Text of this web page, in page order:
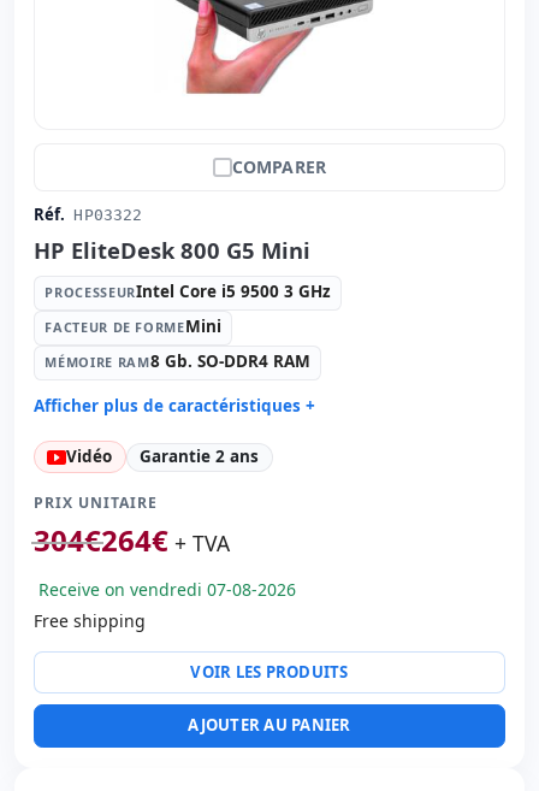
COMPARER
Réf. HP03322
HP EliteDesk 800 G5 Mini
PROCESSEURIntel Core i5 9500 3 GHz
FACTEUR DE FORMEMini
MÉMOIRE RAM8 Gb. SO-DDR4 RAM
Afficher plus de caractéristiques +
Processeur: Intel Core i5 9500 3 GHz.
Facteur de forme: Mini
Mémoire RAM:
Disque dur: 256 Gb. SSD M2
Son: Synaptics HD Audio
Réseau: Intel Ethernet Connection I219-LM
Système opératif: Windows 11 Pro
6x USB 3.0 · USB-C
Ports vidéo: HDMI · 2x Display Port
RJ-45 · WIFI · Bluetooth
Vidéo Garantie 2 ans
PRIX UNITAIRE
304€264€ + TVA
Receive on vendredi 07-08-2026
Free shipping
VOIR LES PRODUITS
AJOUTER AU PANIER